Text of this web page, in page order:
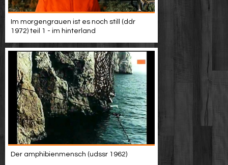
Werbung
Video suchen
Im morgengrauen ist es noch still (ddr
1972) teil 1 - im hinterland
Der amphibienmensch (udssr 1962)